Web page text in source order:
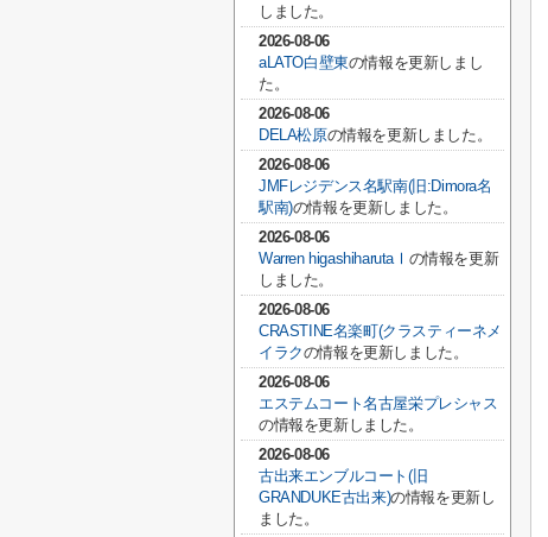
しました。
2026-08-06
aLATO白壁東の情報を更新しまし
た。
2026-08-06
DELA松原の情報を更新しました。
2026-08-06
JMFレジデンス名駅南(旧:Dimora名
駅南)の情報を更新しました。
2026-08-06
Warren higashiharutaⅠ の情報を更新
しました。
2026-08-06
CRASTINE名楽町(クラスティーネメ
イラクの情報を更新しました。
2026-08-06
エステムコート名古屋栄プレシャス
の情報を更新しました。
2026-08-06
古出来エンブルコート(旧
GRANDUKE古出来)の情報を更新し
ました。